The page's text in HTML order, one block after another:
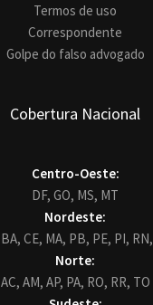
Termos de uso
Correspondente
Golpe do falso advogado
Cobertura Nacional
Centro-Oeste:
DF, GO, MS, MT
Nordeste:
BA, CE, MA, PB, PE, PI, RN,
Norte:
AC, AM, AP, PA, RO, RR, TO